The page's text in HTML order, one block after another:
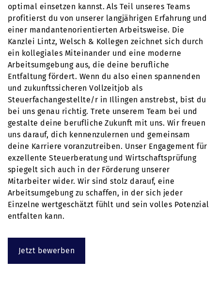
optimal einsetzen kannst. Als Teil unseres Teams
profitierst du von unserer langjährigen Erfahrung und
einer mandantenorientierten Arbeitsweise. Die
Kanzlei Lintz, Welsch & Kollegen zeichnet sich durch
ein kollegiales Miteinander und eine moderne
Arbeitsumgebung aus, die deine berufliche
Entfaltung fördert. Wenn du also einen spannenden
und zukunftssicheren Vollzeitjob als
Steuerfachangestellte/r in Illingen anstrebst, bist du
bei uns genau richtig. Trete unserem Team bei und
gestalte deine berufliche Zukunft mit uns. Wir freuen
uns darauf, dich kennenzulernen und gemeinsam
deine Karriere voranzutreiben. Unser Engagement für
exzellente Steuerberatung und Wirtschaftsprüfung
spiegelt sich auch in der Förderung unserer
Mitarbeiter wider. Wir sind stolz darauf, eine
Arbeitsumgebung zu schaffen, in der sich jeder
Einzelne wertgeschätzt fühlt und sein volles Potenzial
entfalten kann.
Jetzt bewerben